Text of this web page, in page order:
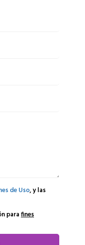
de Uso, y las
parafines